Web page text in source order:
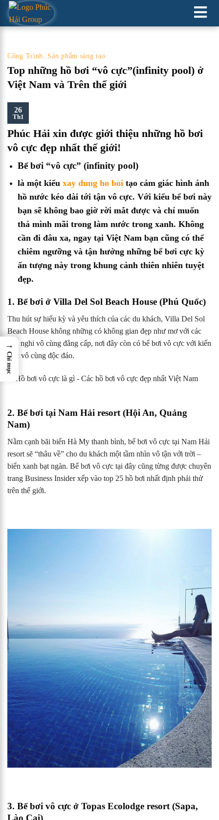
Công Trình, Sản phẩm sáng tạo
Top những hồ bơi “vô cực”(infinity pool) ở
Việt Nam và Trên thế giới
26
Th1
Phúc Hải xin được giới thiệu những hồ bơi
vô cực đẹp nhất thế giới!
Bể bơi “vô cực” (infinity pool)
là một kiểu xay dung ho boitạo cảm giác hình ảnh
hồ nước kéo dài tới tận vô cực. Với kiểu bể bơi này
bạn sẽ không bao giờ rời mắt được và chỉ muốn
thả mình mãi trong làm nước trong xanh. Không
cần đi đâu xa, ngay tại Việt Nam bạn cũng có thể
chiêm ngưỡng và tận hưởng những bể bơi cực kỳ
ấn tượng này trong khung cảnh thiên nhiên tuyệt
đẹp.
1. Bể bơi ở Villa Del Sol Beach House (Phú Quốc)
Thu hút sự hiếu kỳ và yêu thích của các du khách, Villa Del Sol
Beach House không những có không gian đẹp như mơ với các
tiện nghi vô cùng đẳng cấp, nơi đây còn có bể bơi vô cực với kiến
trúc vô cùng độc đáo.
2. Bể bơi tại Nam Hải resort (Hội An, Quảng
Nam)
Nằm cạnh bãi biển Hà My thanh bình, bể bơi vô cực tại Nam Hải
resort sẽ “thâu về” cho du khách một tầm nhìn vô tận với trời –
biển xanh bạt ngàn. Bể bơi vô cực tại đây cũng từng được chuyên
trang Business Insider xếp vào top 25 hồ bơi nhất định phải thử
trên thế giới.
3. Bể bơi vô cực ở Topas Ecolodge resort (Sapa,
Lào Cai)
→
Chỉ mục